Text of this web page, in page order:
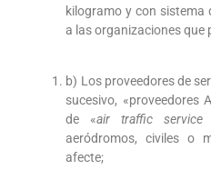
kilogramo y con sistema
a las organizaciones que
b) Los proveedores de
sucesivo, «proveedores
de «air traffic service
aeródromos, civiles o
afecte;